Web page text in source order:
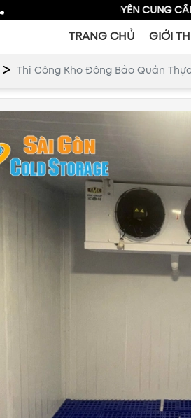
CHUYÊN CUNG CẤP GIẢI PHÁP
TRANG CHỦ GIỚI
Thi Công Kho Đông Bảo Quản